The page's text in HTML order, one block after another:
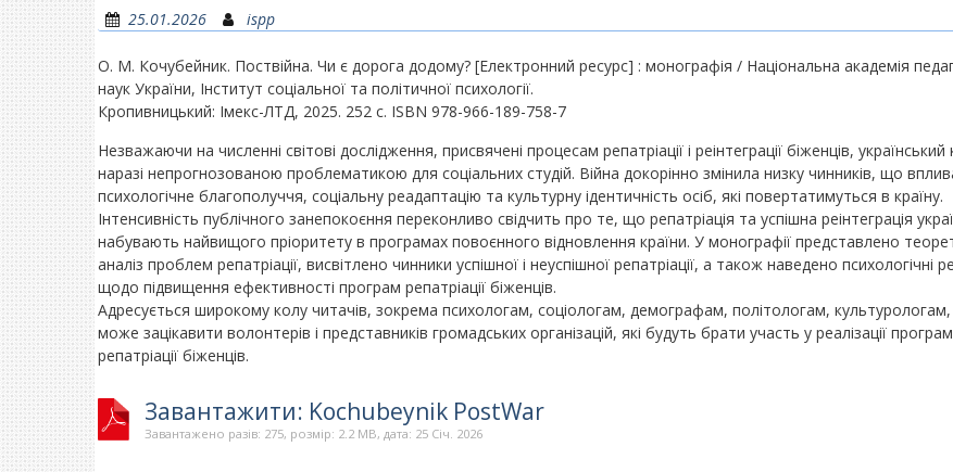
25.01.2026 ispp
О. М. Кочубейник. Поствійна. Чи є дорога додому? [Електронний ресурс] : монографія / Національна академія
наук України, Інститут соціальної та політичної психології.
Кропивницький: Імекс-ЛТД, 2025. 252 с. ISBN 978-966-189-758-7
Незважаючи на численні світові дослідження, присвячені процесам репатріації і реінтеграції біженців, український
наразі непрогнозованою проблематикою для соціальних студій. Війна докорінно змінила низку чинників, що
психологічне благополуччя, соціальну реадаптацію та культурну ідентичність осіб, які повертатимуться в країну.
Інтенсивність публічного занепокоєння переконливо свідчить про те, що репатріація та успішна реінтеграція
набувають найвищого пріоритету в програмах повоєнного відновлення країни. У монографії представлено
аналіз проблем репатріації, висвітлено чинники успішної і неуспішної репатріації, а також наведено психологічні
щодо підвищення ефективності програм репатріації біженців.
Адресується широкому колу читачів, зокрема психологам, соціологам, демографам, політологам,
може зацікавити волонтерів і представників громадських організацій, які будуть брати участь у реалізації
репатріації біженців.
Завантажити: Kochubeynik PostWar
Завантажено разів: 275, розмір: 2.2 MB, дата: 25 Січ. 2026